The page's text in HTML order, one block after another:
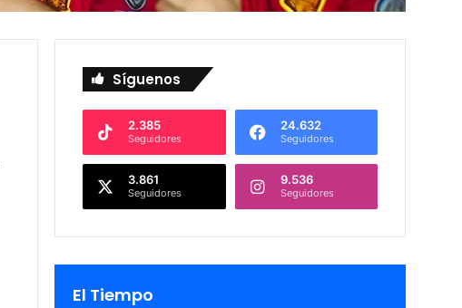
Síguenos
2.385
Seguidores
24.632
Seguidores
3.861
Seguidores
9.536
Seguidores
El Tiempo